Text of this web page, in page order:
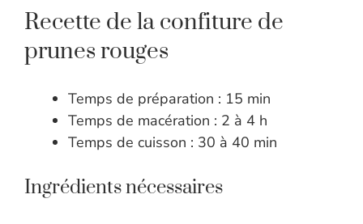
Recette de la confiture de
prunes rouges
Temps de préparation : 15 min
Temps de macération : 2 à 4 h
Temps de cuisson : 30 à 40 min
Ingrédients nécessaires